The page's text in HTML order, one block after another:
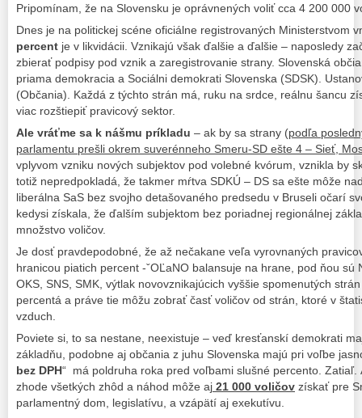
Pripomínam, že na Slovensku je oprávnených voliť cca 4 200 000
Dnes je na politickej scéne oficiálne registrovaných Ministerstvom
percent je v likvidácii. Vznikajú však ďalšie a ďalšie – naposledy
zbierať podpisy pod vznik a zaregistrovanie strany. Slovenská
priama demokracia a Sociálni demokrati Slovenska (SDSK).
(Občania). Každá z týchto strán má, ruku na srdce, reálnu šancu
viac rozštiepiť pravicový sektor.
Ale vráťme sa k nášmu príkladu – ak by sa strany (podľa
parlamentu prešli okrem suverénneho Smeru-SD ešte 4 – Sieť,
vplyvom vzniku nových subjektov pod volebné kvórum, vznikla by
totiž nepredpokladá, že takmer mŕtva SDKÚ – DS sa ešte môže
liberálna SaS bez svojho detašovaného predsedu v Bruseli očarí
kedysi získala, že ďalším subjektom bez poriadnej regionálnej
množstvo voličov.
Je dosť pravdepodobné, že až nečakane veľa vyrovnaných
hranicou piatich percent -ˇOĽaNO balansuje na hrane, pod ňou sú
OKS, SNS, SMK, výtlak novovznikajúcich vyššie spomenutých
percentá a práve tie môžu zobrať časť voličov od strán, ktoré v
vzduch.
Poviete si, to sa nestane, neexistuje – veď kresťanskí demokrati
základňu, podobne aj občania z juhu Slovenska majú pri voľbe
bez DPH“ má poldruha roka pred voľbami slušné percento. Zatiaľ.
zhode všetkých zhôd a náhod môže aj 21 000 voličov získať pre
parlamentný dom, legislatívu, a vzápätí aj exekutívu.